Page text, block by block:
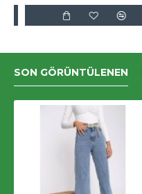
SON GÖRÜNTÜLENEN